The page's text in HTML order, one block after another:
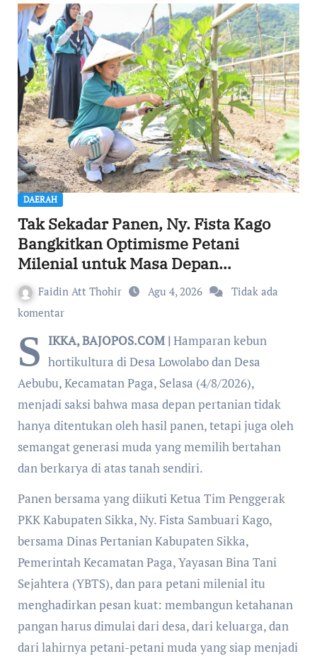
DAERAH
Tak Sekadar Panen, Ny. Fista Kago
Bangkitkan Optimisme Petani
Milenial untuk Masa Depan
Ketahanan Pangan Sikka
Faidin Att Thohir Agu 4, 2026
Tidak ada
komentar
S IKKA, BAJOPOS.COM | Hamparan kebun
hortikultura di Desa Lowolabo dan Desa
Aebubu, Kecamatan Paga, Selasa (4/8/2026),
menjadi saksi bahwa masa depan pertanian tidak
hanya ditentukan oleh hasil panen, tetapi juga oleh
semangat generasi muda yang memilih bertahan
dan berkarya di atas tanah sendiri.
Panen bersama yang diikuti Ketua Tim Penggerak
PKK Kabupaten Sikka, Ny. Fista Sambuari Kago,
bersama Dinas Pertanian Kabupaten Sikka,
Pemerintah Kecamatan Paga, Yayasan Bina Tani
Sejahtera (YBTS), dan para petani milenial itu
menghadirkan pesan kuat: membangun ketahanan
pangan harus dimulai dari desa, dari keluarga, dan
dari lahirnya petani-petani muda yang siap menjadi